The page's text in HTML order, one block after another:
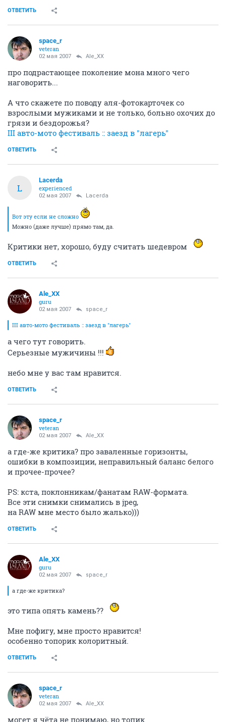
ОТВЕТИТЬ
space_r
veteran
02 мая 2007 Ale_XX
про подрастающее поколение мона много чего
наговорить...
А что скажете по поводу аля-фотокарточек со
взрослыми мужиками и не только, больно охочих до
грязи и бездорожья?
III авто-мото фестиваль :: заезд в "лагерь"
ОТВЕТИТЬ
L
Lacerda
experienced
02 мая 2007 Lacerda
Вот эту если не сложно
Можно (даже лучше) прямо там, да.
Критики нет, хорошо, буду считать шедевром
ОТВЕТИТЬ
Ale_XX
guru
02 мая 2007 space_r
III авто-мото фестиваль :: заезд в "лагерь"
а чего тут говорить.
Серьезные мужичины !!!
небо мне у вас там нравится.
ОТВЕТИТЬ
space_r
veteran
02 мая 2007 Ale_XX
а где-же критика? про заваленные горизонты,
ошибки в композиции, неправильный баланс белого
и прочее-прочее?
PS: кста, поклонникам/фанатам RAW-формата.
Все эти снимки снимались в jpeg,
на RAW мне место было жалько)))
ОТВЕТИТЬ
Ale_XX
guru
02 мая 2007 space_r
а где-же критика?
это типа опять камень??
Мне пофигу, мне просто нравится!
особенно топорик колоритный.
ОТВЕТИТЬ
space_r
veteran
02 мая 2007 Ale_XX
могет я чёта не понимаю, но топик